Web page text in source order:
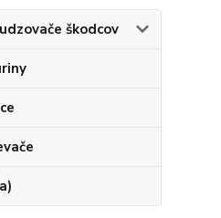
škodcov